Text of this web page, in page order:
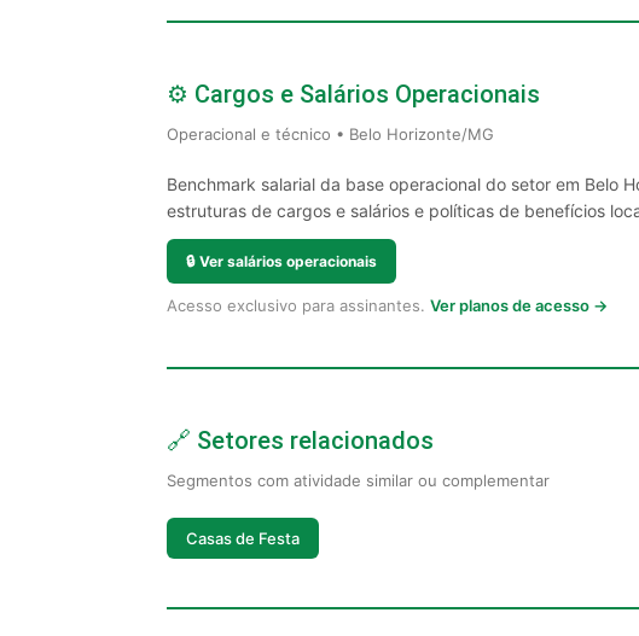
⚙️ Cargos e Salários Operacionais
Operacional e técnico • Belo Horizonte/MG
Benchmark salarial da base operacional do setor em Belo
estruturas de cargos e salários e políticas de benefícios
🔒 Ver salários operacionais
Acesso exclusivo para assinantes. Ver planos de acesso →
🔗 Setores relacionados
Segmentos com atividade similar ou complementar
Casas de Festa